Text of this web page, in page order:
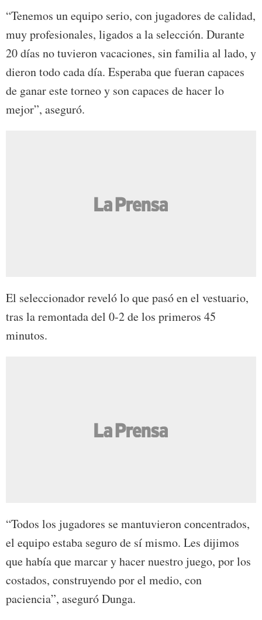
“Tenemos un equipo serio, con jugadores de calidad,
muy profesionales, ligados a la selección. Durante
20 días no tuvieron vacaciones, sin familia al lado, y
dieron todo cada día. Esperaba que fueran capaces
de ganar este torneo y son capaces de hacer lo
mejor”, aseguró.
El seleccionador reveló lo que pasó en el vestuario,
tras la remontada del 0-2 de los primeros 45
minutos.
“Todos los jugadores se mantuvieron concentrados,
el equipo estaba seguro de sí mismo. Les dijimos
que había que marcar y hacer nuestro juego, por los
costados, construyendo por el medio, con
paciencia”, aseguró Dunga.